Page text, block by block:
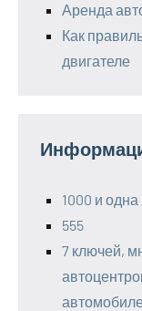
Аренда
Как
двигателе
1000 и
555
7 ключей,